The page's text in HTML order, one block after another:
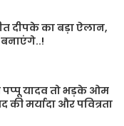
दीपके का बड़ा ऐलान,
बनाएंगे..!
पप्पू यादव तो भड़के ओम
मर्यादा और पवित्रता